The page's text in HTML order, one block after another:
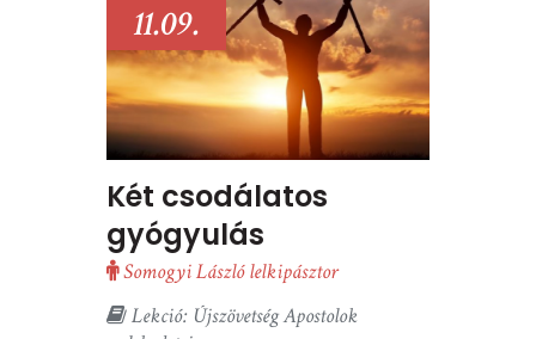
Két csodálatos
gyógyulás
11.09.
Somogyi László lelkipásztor
Lekció: Újszövetség Apostolok